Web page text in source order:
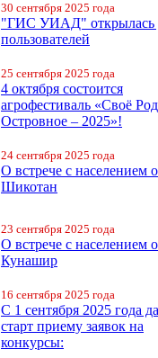
30 сентября 2025 года
"ГИС УИАД" открылась
пользователей
25 сентября 2025 года
4 октября состоится
агрофестиваль «Своё
Островное – 2025»!
24 сентября 2025 года
О встрече с населением
Шикотан
23 сентября 2025 года
О встрече с населением
Кунашир
16 сентября 2025 года
С 1 сентября 2025 года
старт приему заявок на
конкурсы: